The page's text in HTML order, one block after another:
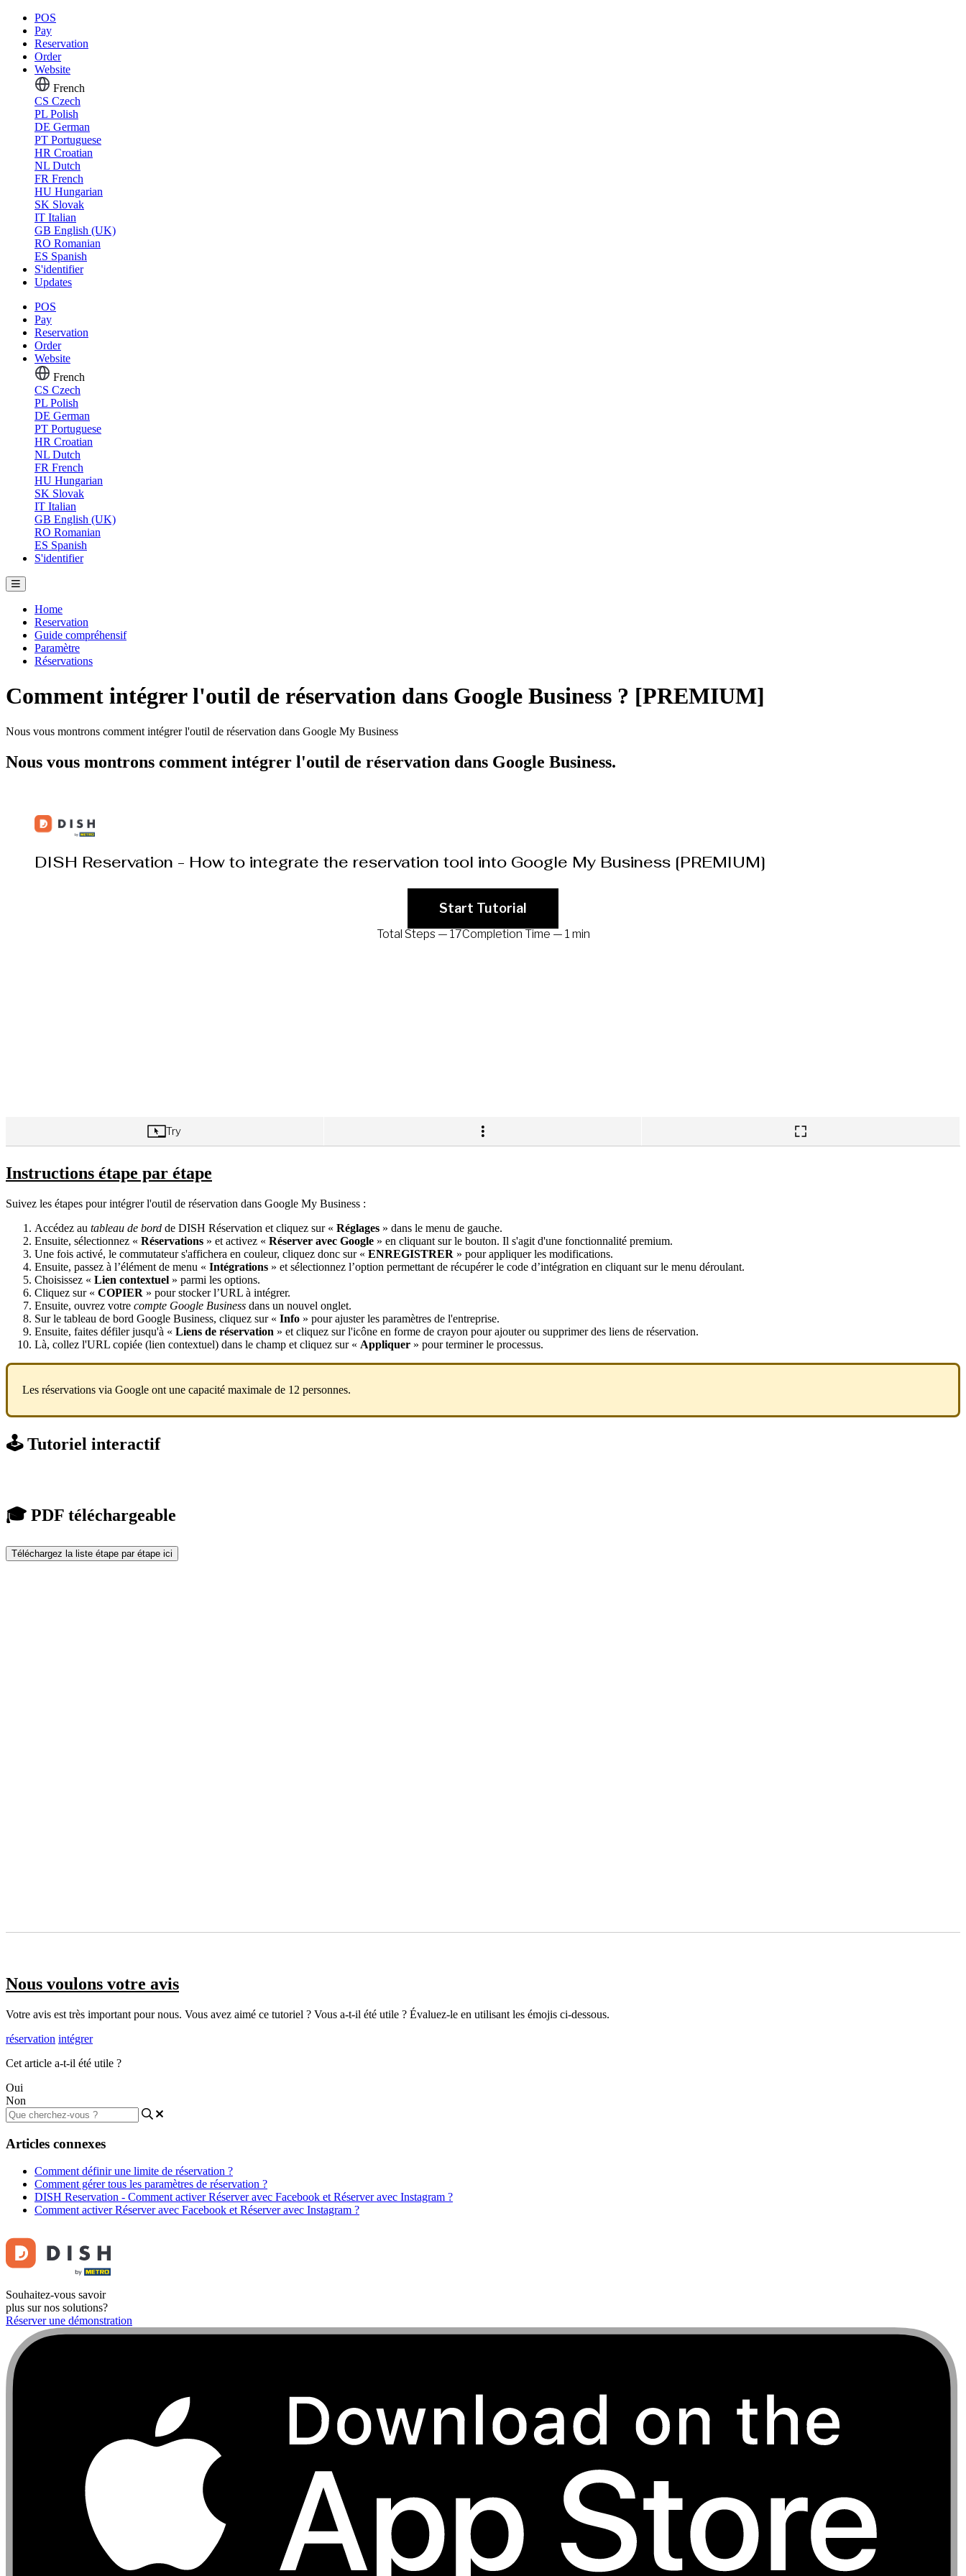
POS
Pay
Reservation
Order
Website
French
CS Czech
PL Polish
DE German
PT Portuguese
HR Croatian
NL Dutch
FR French
HU Hungarian
SK Slovak
IT Italian
GB English (UK)
RO Romanian
ES Spanish
S'identifier
Updates
POS
Pay
Reservation
Order
Website
French
CS Czech
PL Polish
DE German
PT Portuguese
HR Croatian
NL Dutch
FR French
HU Hungarian
SK Slovak
IT Italian
GB English (UK)
RO Romanian
ES Spanish
S'identifier
Home
Reservation
Guide compréhensif
Paramètre
Réservations
Comment intégrer l'outil de réservation dans Google Business ? [PREMIUM]
Nous vous montrons comment intégrer l'outil de réservation dans Google My Business
Nous vous montrons comment intégrer l'outil de réservation dans Google Business.
Instructions étape par étape
Suivez les étapes pour intégrer l'outil de réservation dans Google My Business :
Accédez au tableau de bord de DISH Réservation et cliquez sur « Réglages » dans le menu de gauche.
Ensuite, sélectionnez « Réservations » et activez « Réserver avec Google » en cliquant sur le bouton. Il s'agit d'une fonctionnalité premium.
Une fois activé, le commutateur s'affichera en couleur, cliquez donc sur « ENREGISTRER » pour appliquer les modifications.
Ensuite, passez à l’élément de menu « Intégrations » et sélectionnez l’option permettant de récupérer le code d’intégration en cliquant sur le menu déroulant.
Choisissez « Lien contextuel » parmi les options.
Cliquez sur « COPIER » pour stocker l’URL à intégrer.
Ensuite, ouvrez votre compte Google Business dans un nouvel onglet.
Sur le tableau de bord Google Business, cliquez sur « Info » pour ajuster les paramètres de l'entreprise.
Ensuite, faites défiler jusqu'à « Liens de réservation » et cliquez sur l'icône en forme de crayon pour ajouter ou supprimer des liens de réservation.
Là, collez l'URL copiée (lien contextuel) dans le champ et cliquez sur « Appliquer » pour terminer le processus.
Les réservations via Google ont une capacité maximale de 12 personnes.
🕹️ Tutoriel interactif
🎓 PDF téléchargeable
Téléchargez la liste étape par étape ici
Nous voulons votre avis
Votre avis est très important pour nous. Vous avez aimé ce tutoriel ? Vous a-t-il été utile ? Évaluez-le en utilisant les émojis ci-dessous.
réservation intégrer
Cet article a-t-il été utile ?
Oui
Non
Articles connexes
Comment définir une limite de réservation ?
Comment gérer tous les paramètres de réservation ?
DISH Reservation - Comment activer Réserver avec Facebook et Réserver avec Instagram ?
Comment activer Réserver avec Facebook et Réserver avec Instagram ?
Souhaitez-vous savoir
plus sur nos solutions?
Réserver une démonstration